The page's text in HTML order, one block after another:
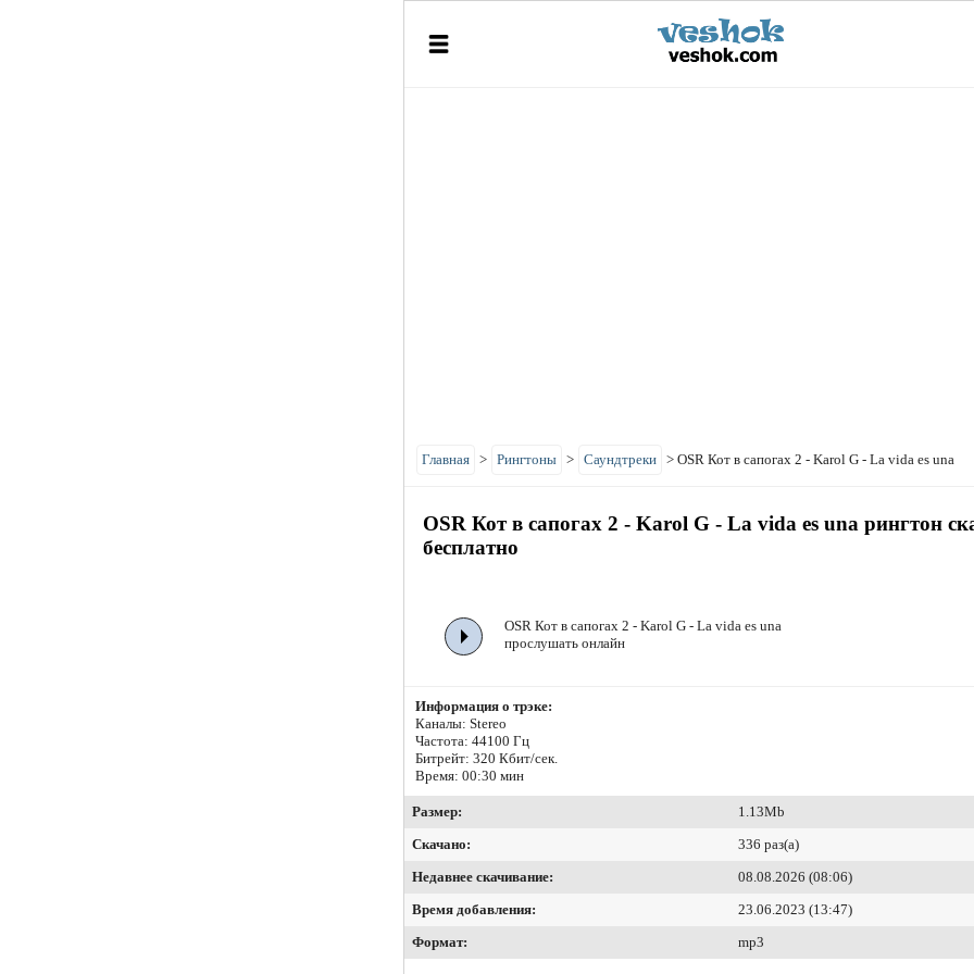
Главная > Рингтоны > Саундтреки > OSR Кот в сапогах 2 - Karol G - La vida es una
OSR Кот в сапогах 2 - Karol G - La vida es una рингтон
бесплатно
OSR Кот в сапогах 2 - Karol G - La vida es una
прослушать онлайн
Информация о трэке:
Каналы: Stereo
Частота: 44100 Гц
Битрейт: 320 Кбит/сек.
Время: 00:30 мин
Размер:
1.13Mb
Скачано:
336 раз(а)
Недавнее скачивание:
08.08.2026 (08:06)
Время добавления:
23.06.2023 (13:47)
Формат:
mp3